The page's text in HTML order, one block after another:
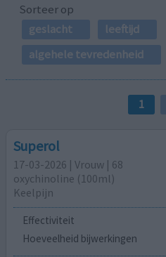
Sorteer op
geslacht
leeftijd
algehele tevredenheid
1
Superol
17-03-2026 | Vrouw | 68
oxychinoline (100ml)
Keelpijn
Effectiviteit
Hoeveelheid bijwerkingen